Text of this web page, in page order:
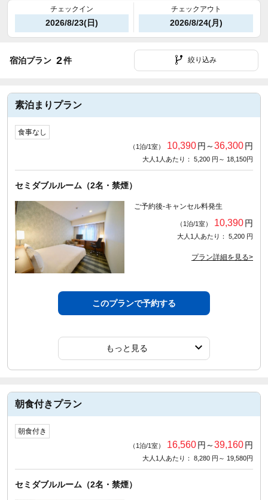
チェックイン
2026/8/23(日)
チェックアウト
2026/8/24(月)
宿泊プラン 2件 絞り込み
素泊まりプラン
食事なし
（1泊/1室） 10,390円～36,300円
大人1人あたり： 5,200 円～ 18,150円
セミダブルルーム（2名・禁煙）
ご予約後-キャンセル料発生
（1泊/1室） 10,390円
大人1人あたり： 5,200 円
プラン詳細を見る>
このプランで予約する
もっと見る
朝食付きプラン
朝食付き
（1泊/1室） 16,560円～39,160円
大人1人あたり： 8,280 円～ 19,580円
セミダブルルーム（2名・禁煙）